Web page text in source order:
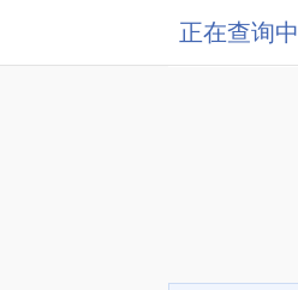
正在查询中